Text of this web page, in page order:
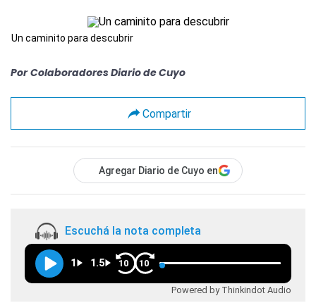
Un caminito para descubrir
Por Colaboradores Diario de Cuyo
Compartir
Agregar Diario de Cuyo en
Escuchá la nota completa
1 1.5 10 10
Powered by Thinkindot Audio